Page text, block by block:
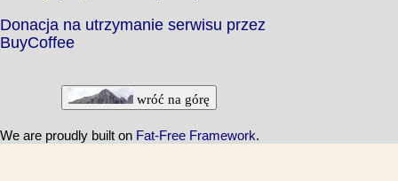
Donacja na utrzymanie serwisu przez
BuyCoffee
wróć na górę
We are proudly built on Fat-Free Framework.